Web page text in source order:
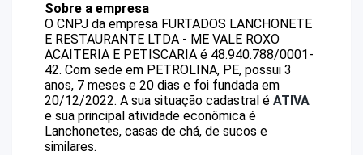
Sobre a empresa
O CNPJ da empresa FURTADOS LANCHONETE
E RESTAURANTE LTDA - ME VALE ROXO
ACAITERIA E PETISCARIA é 48.940.788/0001-
42. Com sede em PETROLINA, PE, possui 3
anos, 7 meses e 20 dias e foi fundada em
20/12/2022. A sua situação cadastral é ATIVA
e sua principal atividade econômica é
Lanchonetes, casas de chá, de sucos e
similares.